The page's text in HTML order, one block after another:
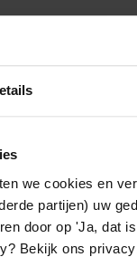
we cookies en
partijen) uw
door op 'Ja, dat
Bekijk ons
Enkhuizen,